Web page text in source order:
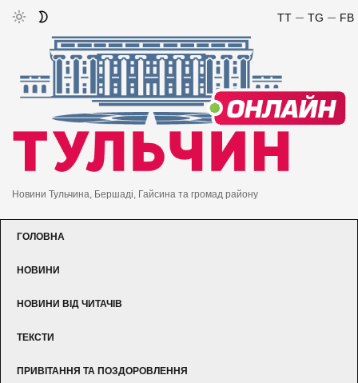
FB
TG
TT
Новини Тульчина, Бершаді, Гайсина та громад району
ГОЛОВНА
НОВИНИ
НОВИНИ ВІД ЧИТАЧІВ
ТЕКСТИ
ПРИВІТАННЯ ТА ПОЗДОРОВЛЕННЯ